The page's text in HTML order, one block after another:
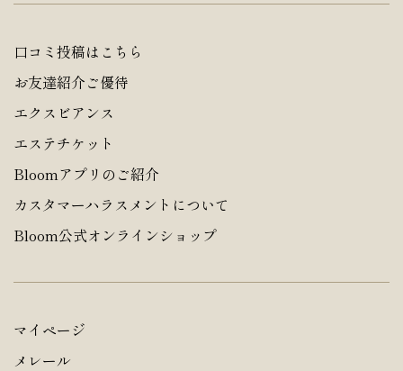
口コミ投稿はこちら
お友達紹介ご優待
エクスビアンス
エステチケット
Bloomアプリのご紹介
カスタマーハラスメントについて
Bloom公式オンラインショップ
マイページ
メレール